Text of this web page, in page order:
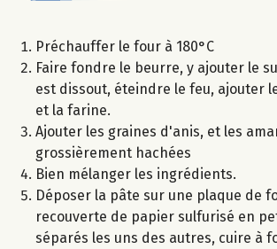
Préchauffer le four à 180°C
Faire fondre le beurre, y ajouter le
est dissout, éteindre le feu, ajouter
et la farine.
Ajouter les graines d'anis, et les
grossièrement hachées
Bien mélanger les ingrédients.
Déposer la pâte sur une plaque de
recouverte de papier sulfurisé en
séparés les uns des autres, cuire à